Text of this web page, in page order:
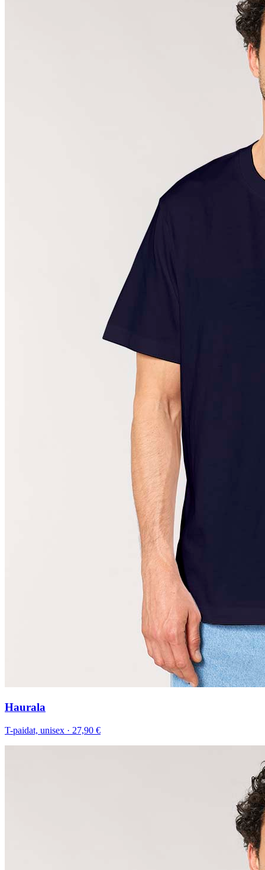
Haurala
T-paidat, unisex · 27,90 €